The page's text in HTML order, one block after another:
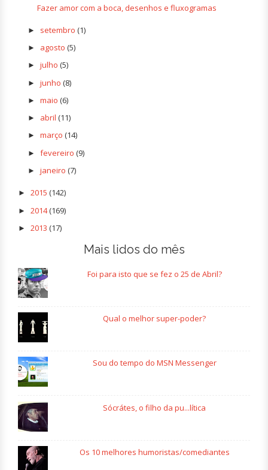
Fazer amor com a boca, desenhos e fluxogramas
► setembro (1)
► agosto (5)
► julho (5)
► junho (8)
► maio (6)
► abril (11)
► março (14)
► fevereiro (9)
► janeiro (7)
► 2015 (142)
► 2014(169)
► 2013 (17)
Mais lidos do mês
Foi para isto que se fez o 25 de Abril?
Qual o melhor super-poder?
Sou do tempo do MSN Messenger
Sócrátes, o filho da pu...lítica
Os 10 melhores humoristas/comediantes